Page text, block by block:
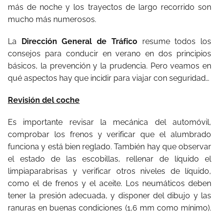
más de noche y los trayectos de largo recorrido son
mucho más numerosos.
La Dirección General de Tráficoresume todos los
consejos para conducir en verano en dos principios
básicos, la prevención y la prudencia. Pero veamos en
qué aspectos hay que incidir para viajar con seguridad…
Revisión del coche
Es importante revisar la mecánica del automóvil,
comprobar los frenos y verificar que el alumbrado
funciona y está bien reglado. También hay que observar
el estado de las escobillas, rellenar de líquido el
limpiaparabrisas y verificar otros niveles de líquido,
como el de frenos y el aceite. Los neumáticos deben
tener la presión adecuada, y disponer del dibujo y las
ranuras en buenas condiciones (1,6 mm como mínimo).